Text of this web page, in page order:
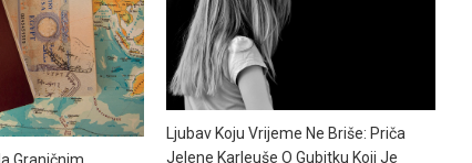
Ljubav Koju Vrijeme Ne Briše: Priča
Jelene Karleuše O Gubitku Koji Je